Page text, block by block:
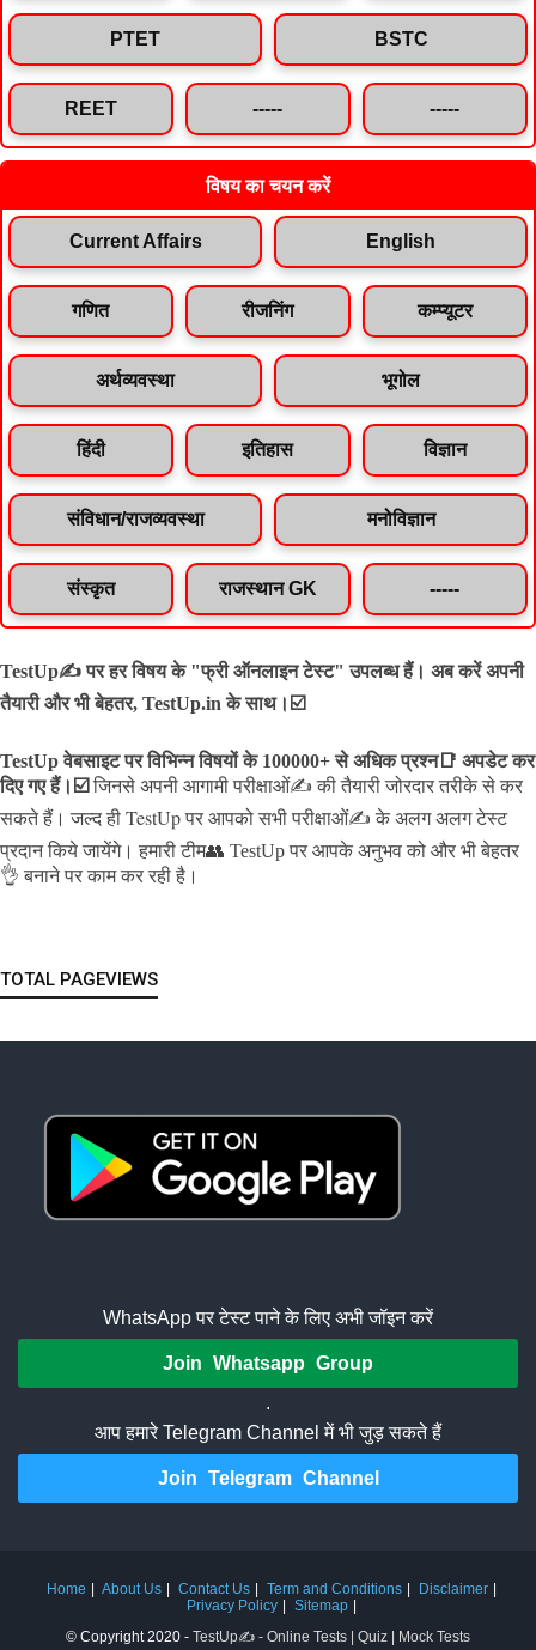
PTET BSTC
REET ----- -----
विषय का चयन करें
Current Affairs English
गणित रीजनिंग कम्प्यूटर
अर्थव्यवस्था भूगोल
हिंदी इतिहास विज्ञान
संविधान/राजव्यवस्था मनोविज्ञान
संस्कृत राजस्थान GK -----
TestUp✍️ पर हर विषय के "फ्री ऑनलाइन टेस्ट" उपलब्ध हैं। अब करें अपनी
तैयारी और भी बेहतर, TestUp.in के साथ।☑️
TestUp वेबसाइट पर विभिन्न विषयों के 100000+ से अधिक प्रश्न📑 अपडेट कर
दिए गए हैं। ☑️ जिनसे अपनी आगामी परीक्षाओं✍️ की तैयारी जोरदार तरीके से कर
सकते हैं।जल्द ही TestUp पर आपको सभी परीक्षाओं✍️ के अलग अलग टेस्ट
प्रदान किये जायेंगे। हमारी टीम👥 TestUp पर आपके अनुभव को और भी बेहतर
👌 बनाने पर काम कर रही है।
TOTAL PAGEVIEWS
WhatsApp पर टेस्ट पाने के लिए अभी जॉइन करें
Join Whatsapp Group
.
आप हमारे Telegram Channel में भी जुड़ सकते हैं
Join Telegram Channel
Home About Us Contact Us Term and Conditions
Disclaimer
Privacy Policy
Sitemap
© Copyright 2020 - TestUp✍️ - Online Tests | Quiz | Mock Tests